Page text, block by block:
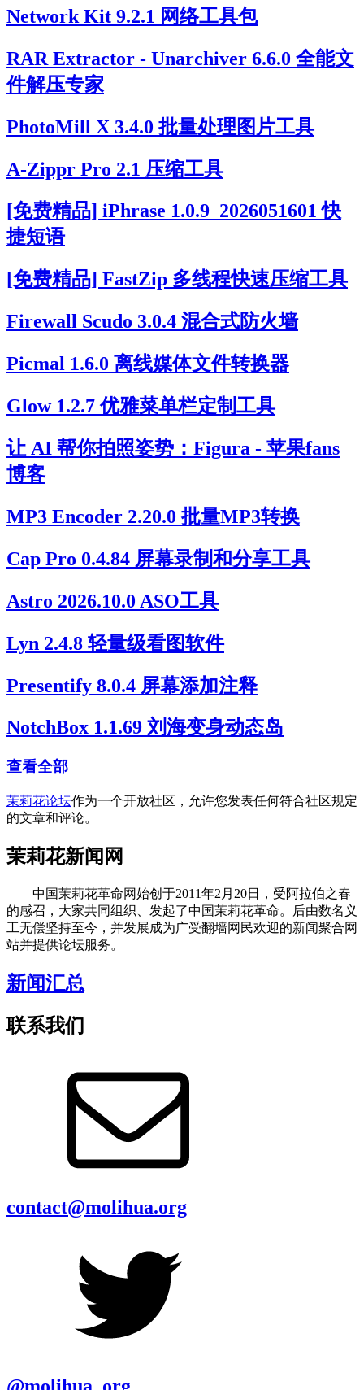
Network Kit 9.2.1 网络工具包
RAR Extractor - Unarchiver 6.6.0 全能文
件解压专家
PhotoMill X 3.4.0 批量处理图片工具
A-Zippr Pro 2.1 压缩工具
[免费精品] iPhrase 1.0.9_2026051601 快
捷短语
[免费精品] FastZip 多线程快速压缩工具
Firewall Scudo 3.0.4 混合式防火墙
Picmal 1.6.0 离线媒体文件转换器
Glow 1.2.7 优雅菜单栏定制工具
让 AI 帮你拍照姿势：Figura - 苹果fans
博客
MP3 Encoder 2.20.0 批量MP3转换
Cap Pro 0.4.84 屏幕录制和分享工具
Astro 2026.10.0 ASO工具
Lyn 2.4.8 轻量级看图软件
Presentify 8.0.4 屏幕添加注释
NotchBox 1.1.69 刘海变身动态岛
查看全部
茉莉花论坛作为一个开放社区，允许您发表任何符合社区规定
的文章和评论。
茉莉花新闻网
中国茉莉花革命网始创于2011年2月20日，受阿拉伯之春
的感召，大家共同组织、发起了中国茉莉花革命。后由数名义
工无偿坚持至今，并发展成为广受翻墙网民欢迎的新闻聚合网
站并提供论坛服务。
新闻汇总
联系我们
contact@molihua.org